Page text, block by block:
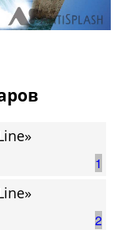
1
2